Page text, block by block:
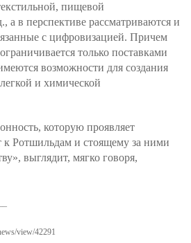
пищевой
а в перспективе рассматриваются и
с цифровизацией. Причем
только поставками
возможности для создания
и химической
которую проявляет
Ротшильдам и стоящему за ними
выглядит, мягко говоря,
view/42291